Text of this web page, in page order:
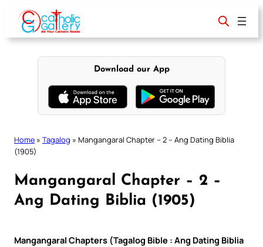
content
Download our App
Home » Tagalog » Mangangaral Chapter – 2 – Ang Dating Biblia
(1905)
Mangangaral Chapter – 2 –
Ang Dating Biblia (1905)
Mangangaral Chapters (Tagalog Bible : Ang Dating Biblia